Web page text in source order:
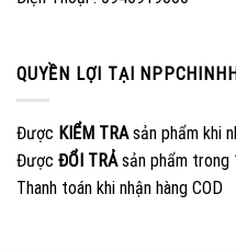
QUYỀN LỢI TẠI
Được KIỂM TRAsản phẩm khi
Được ĐỔI TRẢsản phẩm trong
Thanh toán khi nhận hàng COD